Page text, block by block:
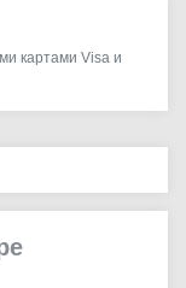
картами Visa и